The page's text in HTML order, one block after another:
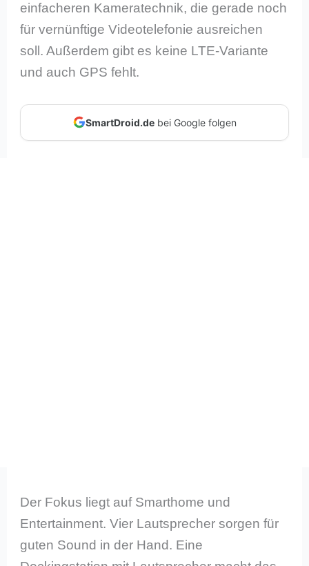
einfacheren Kameratechnik, die gerade noch
für vernünftige Videotelefonie ausreichen
soll. Außerdem gibt es keine LTE-Variante
und auch GPS fehlt.
SmartDroid.debei Google folgen
Der Fokus liegt auf Smarthome und
Entertainment. Vier Lautsprecher sorgen für
guten Sound in der Hand. Eine